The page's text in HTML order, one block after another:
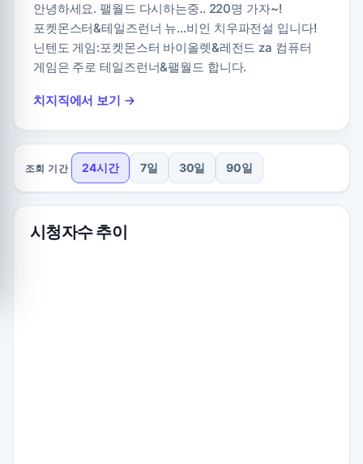
안녕하세요. 팰월드 다시하는중.. 220명 가자~!
포켓몬스터&테일즈런너 뉴…비인 치우파전설 입니다!
닌텐도 게임:포켓몬스터 바이올렛&레전드 za 컴퓨터
게임은 주로 테일즈런너&팰월드 합니다.
치지직에서 보기 →
조회 기간 24시간 7일 30일 90일
시청자수 추이